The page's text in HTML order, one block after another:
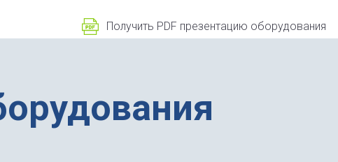
Получить PDF презентацию оборудования